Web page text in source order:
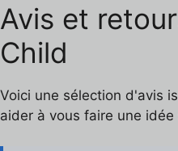
Avis et
Child
Voici une sélection d'avis
aider à vous faire une